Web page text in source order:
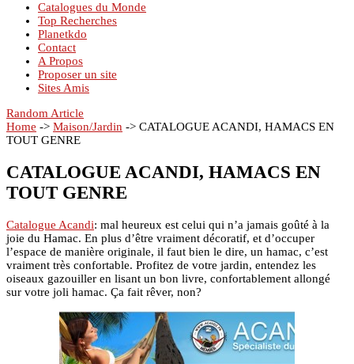
Catalogues du Monde
Top Recherches
Planetkdo
Contact
A Propos
Proposer un site
Sites Amis
Random Article
Home -> Maison/Jardin -> CATALOGUE ACANDI, HAMACS EN
TOUT GENRE
CATALOGUE ACANDI, HAMACS EN
TOUT GENRE
Catalogue Acandi: mal heureux est celui qui n’a jamais goûté à la
joie du Hamac. En plus d’être vraiment décoratif, et d’occuper
l’espace de manière originale, il faut bien le dire, un hamac, c’est
vraiment très confortable. Profitez de votre jardin, entendez les
oiseaux gazouiller en lisant un bon livre, confortablement allongé
sur votre joli hamac. Ça fait rêver, non?